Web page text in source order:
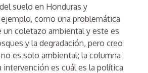
suelo en Honduras y
como una problemática
un coletazo ambiental y este es
y la degradación, pero creo
es solo ambiental; la columna
intervención es cuál es la política